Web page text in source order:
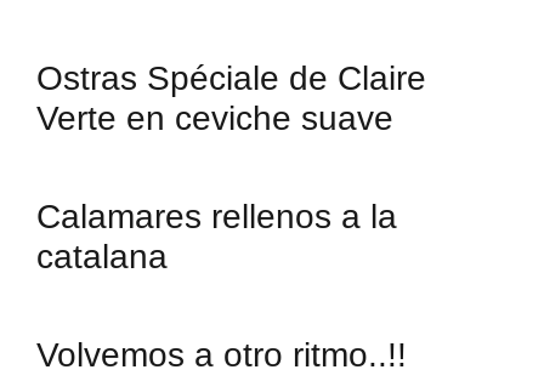
Ostras Spéciale de Claire
Verte en ceviche suave
Calamares rellenos a la
catalana
Volvemos a otro ritmo..!!